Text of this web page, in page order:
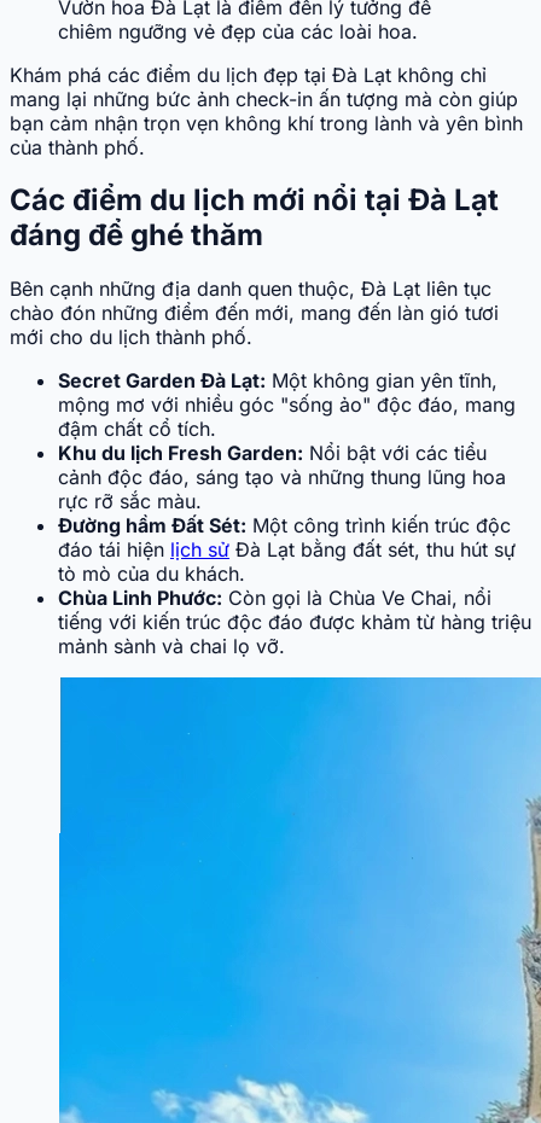
Vườn hoa Đà Lạt là điểm đến lý tưởng để
chiêm ngưỡng vẻ đẹp của các loài hoa.
Khám phá các điểm du lịch đẹp tại Đà Lạt không chỉ
mang lại những bức ảnh check-in ấn tượng mà còn giúp
bạn cảm nhận trọn vẹn không khí trong lành và yên bình
của thành phố.
Các điểm du lịch mới nổi tại Đà Lạt
đáng để ghé thăm
Bên cạnh những địa danh quen thuộc, Đà Lạt liên tục
chào đón những điểm đến mới, mang đến làn gió tươi
mới cho du lịch thành phố.
Secret Garden Đà Lạt: Một không gian yên tĩnh,
mộng mơ với nhiều góc "sống ảo" độc đáo, mang
đậm chất cổ tích.
Khu du lịch Fresh Garden: Nổi bật với các tiểu
cảnh độc đáo, sáng tạo và những thung lũng hoa
rực rỡ sắc màu.
Đường hầm Đất Sét: Một công trình kiến trúc độc
đáo tái hiện lịch sử Đà Lạt bằng đất sét, thu hút sự
tò mò của du khách.
Chùa Linh Phước: Còn gọi là Chùa Ve Chai, nổi
tiếng với kiến trúc độc đáo được khảm từ hàng triệu
mảnh sành và chai lọ vỡ.